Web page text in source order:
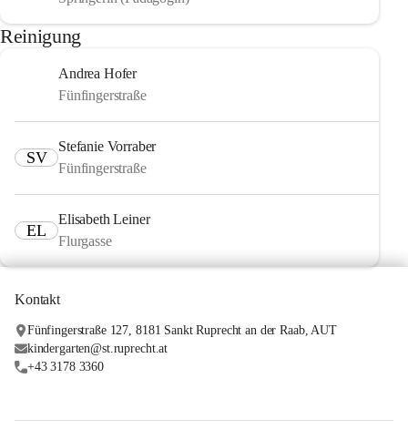
Reinigung
Andrea Hofer
Fünfingerstraße
SV
Stefanie Vorraber
Fünfingerstraße
EL
Elisabeth Leiner
Flurgasse
Kontakt
Fünfingerstraße 127, 8181 Sankt Ruprecht an der Raab, AUT
kindergarten@st.ruprecht.at
+43 3178 3360